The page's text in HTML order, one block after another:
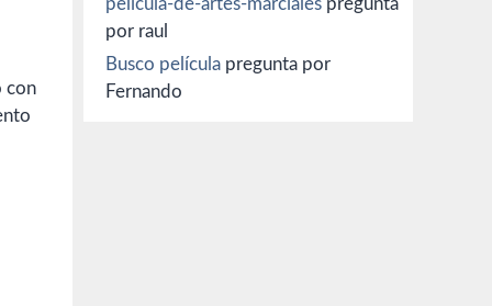
con
pelicula-de-artes-marciales pregunta
por raul
Busco película pregunta por
Fernando